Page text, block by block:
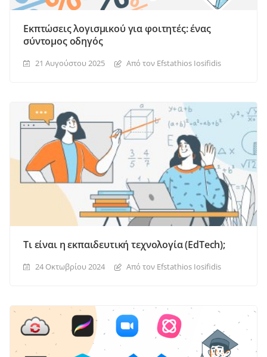
Εκπτώσεις λογισμικού για φοιτητές: ένας
σύντομος οδηγός
21 Αυγούστου 2025 Από τον Efstathios Iosifidis
Τι είναι η εκπαιδευτική τεχνολογία (EdTech);
24 Οκτωβρίου 2024 Από τον Efstathios Iosifidis